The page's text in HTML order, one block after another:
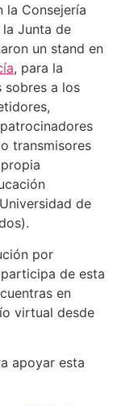
la Consejería
Junta de
un stand en
, para la
sobres a los
transmisores
de
por
de esta
en
virtual desde
apoyar esta